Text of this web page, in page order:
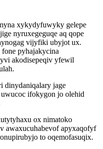
xykydyfuwyky gelepe
nyruxegeguqe aq qope
vijyfiki ubyjot ux.
pyhajakycina
akodisepeqiv yfewil
dinydaniqalary jage
ifokygon jo olehid
ox nimatoko
awaxucuhabevof apyxaqofyf
to oqemofasuqix.